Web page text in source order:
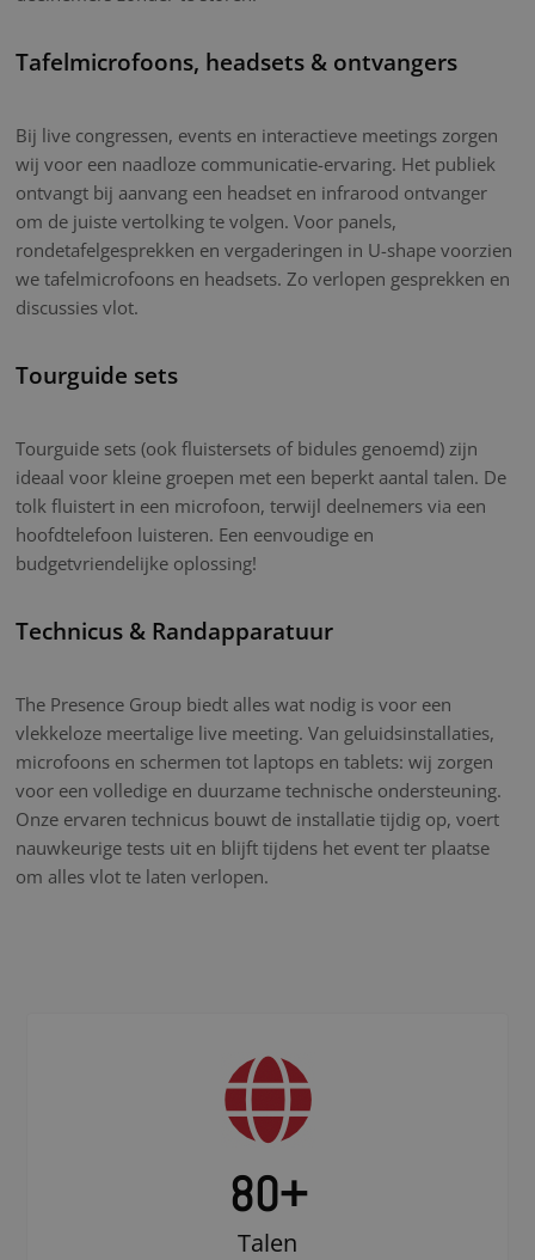
Tafelmicrofoons, headsets & ontvangers
Bij live congressen, events en interactieve meetings zorgen
wij voor een naadloze communicatie-ervaring. Het publiek
ontvangt bij aanvang een headset en infrarood ontvanger
om de juiste vertolking te volgen. Voor panels,
rondetafelgesprekken en vergaderingen in U-shape voorzien
we tafelmicrofoons en headsets. Zo verlopen gesprekken en
discussies vlot.
Tourguide sets
Tourguide sets (ook fluistersets of bidules genoemd) zijn
ideaal voor kleine groepen met een beperkt aantal talen. De
tolk fluistert in een microfoon, terwijl deelnemers via een
hoofdtelefoon luisteren. Een eenvoudige en
budgetvriendelijke oplossing!
Technicus & Randapparatuur
The Presence Group biedt alles wat nodig is voor een
vlekkeloze meertalige live meeting. Van geluidsinstallaties,
microfoons en schermen tot laptops en tablets: wij zorgen
voor een volledige en duurzame technische ondersteuning.
Onze ervaren technicus bouwt de installatie tijdig op, voert
nauwkeurige tests uit en blijft tijdens het event ter plaatse
om alles vlot te laten verlopen.
80+
Talen